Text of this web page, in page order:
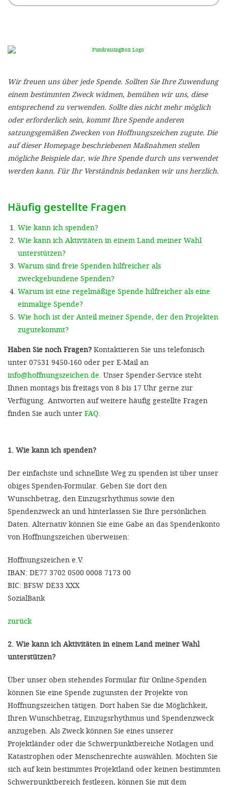
Wir freuen uns über jede Spende. Sollten Sie Ihre Zuwendung
einem bestimmten Zweck widmen, bemühen wir uns, diese
entsprechend zu verwenden. Sollte dies nicht mehr möglich
oder erforderlich sein, kommt Ihre Spende anderen
satzungsgemäßen Zwecken von Hoffnungszeichen zugute. Die
auf dieser Homepage beschriebenen Maßnahmen stellen
mögliche Beispiele dar, wie Ihre Spende durch uns verwendet
werden kann. Für Ihr Verständnis bedanken wir uns herzlich.
Häufig gestellte Fragen
Wie kann ich spenden?
Wie kann ich Aktivitäten in einem Land meiner Wahl
unterstützen?
Warum sind freie Spenden hilfreicher als
zweckgebundene Spenden?
Warum ist eine regelmäßige Spende hilfreicher als eine
einmalige Spende?
Wie hoch ist der Anteil meiner Spende, der den Projekten
zugutekommt?
Haben Sie noch Fragen? Kontaktieren Sie uns telefonisch
unter 07531 9450-160 oder per E-Mail an
info@hoffnungszeichen.de. Unser Spender-Service steht
Ihnen montags bis freitags von 8 bis 17 Uhr gerne zur
Verfügung. Antworten auf weitere häufig gestellte Fragen
finden Sie auch unter FAQ.
1. Wie kann ich spenden?
Der einfachste und schnellste Weg zu spenden ist über unser
obiges Spenden-Formular. Geben Sie dort den
Wunschbetrag, den Einzugsrhythmus sowie den
Spendenzweck an und hinterlassen Sie Ihre persönlichen
Daten. Alternativ können Sie eine Gabe an das Spendenkonto
von Hoffnungszeichen überweisen:
Hoffnungszeichen e.V.
IBAN: DE77 3702 0500 0008 7173 00
BIC: BFSW DE33 XXX
SozialBank
zurück
2. Wie kann ich Aktivitäten in einem Land meiner Wahl
unterstützen?
Über unser oben stehendes Formular für Online-Spenden
können Sie eine Spende zugunsten der Projekte von
Hoffnungszeichen tätigen. Dort haben Sie die Möglichkeit,
Ihren Wunschbetrag, Einzugsrhythmus und Spendenzweck
anzugeben. Als Zweck können Sie eines unserer
Projektländer oder die Schwerpunktbereiche Notlagen und
Katastrophen oder Menschenrechte auswählen. Möchten Sie
sich auf kein bestimmtes Projektland oder keinen bestimmten
Schwerpunktbereich festlegen, können Sie mit dem
'Cookie-
Impressum
ALLEN